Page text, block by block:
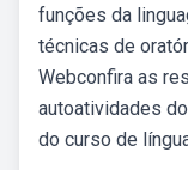
funções da
técnicas de
Webconfira as
autoatividades
do curso de